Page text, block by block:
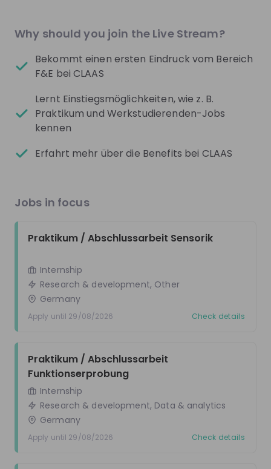
Embedded Software Entwicklung
Internship
Information technology, Research & development
Apply until 29/09/2026 Check details
Be the first to know about job openings
Mentors
Aylin Poppenborg
Trainee Human Resources
atCLAAS
Manager
Scouting at
Live streams
Why should you join the Live Stream?
Bekommt einen ersten Eindruck vom Bereich
F&E bei CLAAS
Lernt Einstiegsmöglichkeiten, wie z. B.
Praktikum und Werkstudierenden-Jobs
kennen
Erfahrt mehr über die Benefits bei CLAAS
Jobs in focus
Praktikum / Abschlussarbeit Sensorik
Internship
Research & development, Other
Germany
Apply until 29/08/2026 Check details
Praktikum / Abschlussarbeit
Funktionserprobung
Internship
Research & development, Data & analytics
Germany
Apply until 29/08/2026 Check details